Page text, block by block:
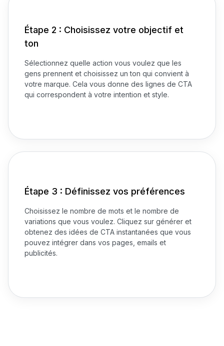
Étape 2 : Choisissez votre objectif et
ton
Sélectionnez quelle action vous voulez que les
gens prennent et choisissez un ton qui convient à
votre marque. Cela vous donne des lignes de CTA
qui correspondent à votre intention et style.
Étape 3 : Définissez vos préférences
Choisissez le nombre de mots et le nombre de
variations que vous voulez. Cliquez sur générer et
obtenez des idées de CTA instantanées que vous
pouvez intégrer dans vos pages, emails et
publicités.